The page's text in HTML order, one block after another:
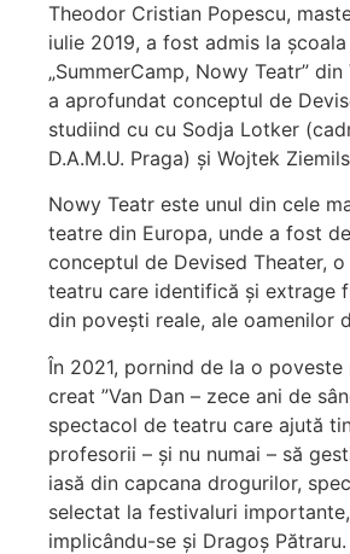
Theodor Cristian Popescu,
iulie 2019, a fost admis la
„SummerCamp, Nowy Teatr”
a aprofundat conceptul de
studiind cu cu Sodja Lotker
D.A.M.U. Praga) și Wojtek
Nowy Teatr este unul din cele
teatre din Europa, unde a fost
conceptul de Devised Theater,
teatru care identifică și extrage
din povești reale, ale oamenilor
În 2021, pornind de la o poveste
creat ”Van Dan – zece ani de
spectacol de teatru care ajută
profesorii – și nu numai – să
iasă din capcana drogurilor,
selectat la festivaluri
implicându-se și Dragoș Pătraru.